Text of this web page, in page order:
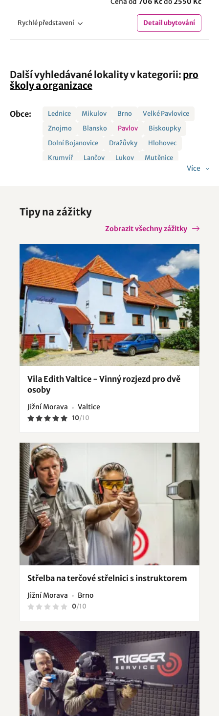
Rychlépředstavení Detailubytování
Další vyhledávané lokality v kategorii: pro
školy a organizace
Obce: Lednice Mikulov Brno
Velké Pavlovice
Znojmo
Blansko Pavlov
Biskoupky
Dolní Bojanovice
Dražůvky
Hlohovec
Krumvíř
Lančov Lukov
Mutěnice
Více
Tipy na zážitky
Zobrazit všechny zážitky
Vila Edith Valtice - Vinný rozjezd pro dvě
osoby
Jižní Morava Valtice
10/10
Střelba na terčové střelnici s instruktorem
Jižní Morava Brno
0/10